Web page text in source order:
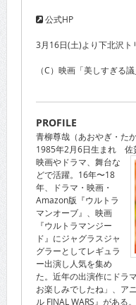
公式HP
3月16日(土)より下北沢ト
（C）映画「美しすぎる
PROFILE
青柳尊哉（あおやぎ・たか
1985年2月6日生まれ 佐
映画やドラマ、舞台な
どで活躍。16年〜18
年、ドラマ・映画・
Amazon版『ウルトラ
マンオーブ』、映画
『ウルトラマンジー
ド』にジャグラスジャ
グラーとしてレギュラ
ー出演し人気を集め
た。近年の出演作にドラ
お楽しみでしたね」、ア
ル FINAL WARS』がある。